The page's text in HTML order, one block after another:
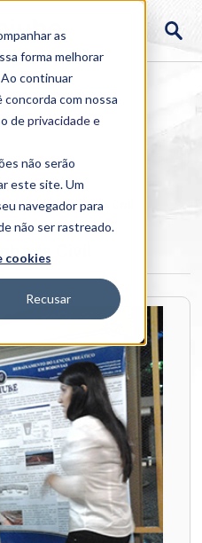
as
forma melhorar
Ao continuar
com nossa
deprivacidade e
não serão
este site. Um
navegador para
não ser rastreado.
cookies
Recusar
> TCC - Engenharia Civil
Civil